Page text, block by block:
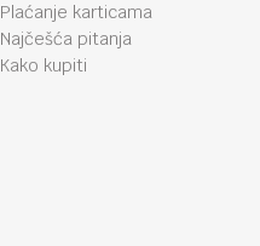
Plaćanje karticama
Najčešća pitanja
Kako kupiti